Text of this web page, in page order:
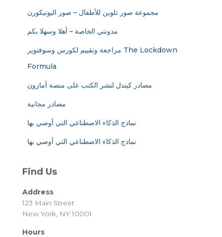
مجموعة صور تلوين للأطفال – صور اليونيكورن
مدونتي الخاصة – أهلا وسهلا بكم
مراجعة وتقييم لكورس وسوفتوير The Lockdown
Formula
مصادر كيندل لنشر الكتب على منصة أمازون
مصادر مجانية
نماذج الذكاء الاصطناعي التي أوصي بها
نماذج الذكاء الاصطناعي التي أوصي بها
Find Us
Address
123 Main Street
New York, NY 10001
Hours